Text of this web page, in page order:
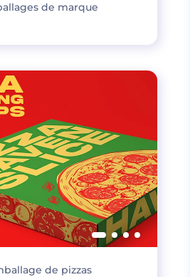
de marque
de pizzas